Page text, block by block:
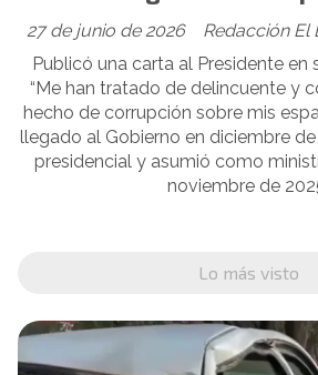
Redacción El
27 de junio de 2026
Publicó una carta al Presidente en
“Me han tratado de delincuente y
hecho de corrupción sobre mis
llegado al Gobierno en diciembre
presidencial y asumió como
noviembre de
Lo más visto